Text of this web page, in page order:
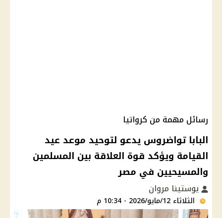
رسائل مهمة من كرواتيا
البابا تواضروس يدعو لتوحيد موعد عيد
القيامة ويؤكد قوة العلاقة بين المسلمين
والمسيحيين في مصر
يوستينا مروان
الثلاثاء 12/مايو/2026 - 10:34 م